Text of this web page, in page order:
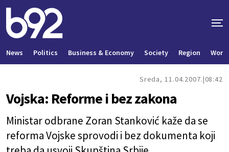
News Politics Business & Economy Society Region World
Sreda, 11.04.2007. 08:42
Vojska: Reforme i bez zakona
Ministar odbrane Zoran Stanković kaže da se
reforma Vojske sprovodi i bez dokumenta koji